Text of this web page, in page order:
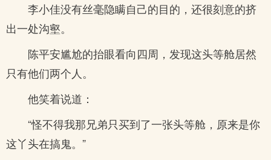
李小佳没有丝毫隐瞒自己的目的，还很刻意的挤
出一处沟壑。
陈平安尴尬的抬眼看向四周，发现这头等舱居然
只有他们两个人。
他笑着说道：
“怪不得我那兄弟只买到了一张头等舱，原来是你
这丫头在搞鬼。”